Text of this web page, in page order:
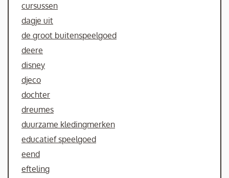
cursussen
dagje uit
de groot buitenspeelgoed
deere
disney
djeco
dochter
dreumes
duurzame kledingmerken
educatief speelgoed
eend
efteling